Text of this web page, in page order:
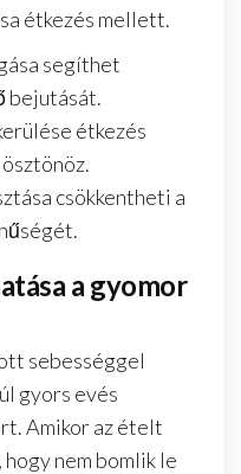
étkezés mellett.
segíthet
bejutását.
étkezés
csökkentheti a
a gyomor
sebességgel
gyors evés
Amikor az ételt
nem bomlik le